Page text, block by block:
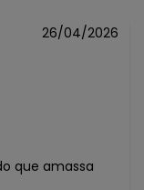
disponível.
R$ 53,96
R$ 53,96
26/04/2026
que amassa